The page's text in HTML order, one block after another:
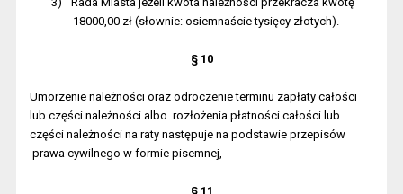
18000,00 zł (słownie: osiemnaście tysięcy złotych).
§ 10
Umorzenie należności oraz odroczenie terminu zapłaty całości
lub części należności albo rozłożenia płatności całości lub
części należności na raty następuje na podstawie przepisów
prawa cywilnego w formie pisemnej,
§ 11